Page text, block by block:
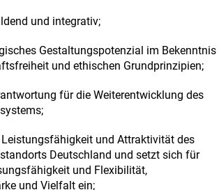
und integrativ;
Gestaltungspotenzial im Bekenntnis
und ethischen Grundprinzipien;
für die Weiterentwicklung des
und Attraktivität des
Deutschland und setzt sich für
und Flexibilität,
und Vielfalt ein;